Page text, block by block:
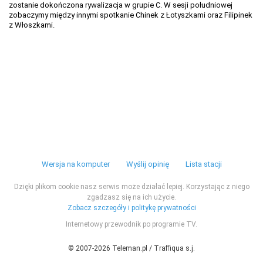
zostanie dokończona rywalizacja w grupie C. W sesji południowej
zobaczymy między innymi spotkanie Chinek z Łotyszkami oraz Filipinek
z Włoszkami.
Wersja na komputer Wyślij opinię Lista stacji
Dzięki plikom cookie nasz serwis może działać lepiej. Korzystając z niego
zgadzasz się na ich użycie.
Zobacz szczegóły i politykę prywatności
Internetowy przewodnik po programie TV.
© 2007-2026 Teleman.pl / Traffiqua s.j.